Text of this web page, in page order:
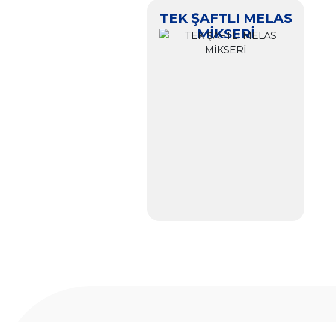
TEK ŞAFTLI MELAS
MİKSERİ